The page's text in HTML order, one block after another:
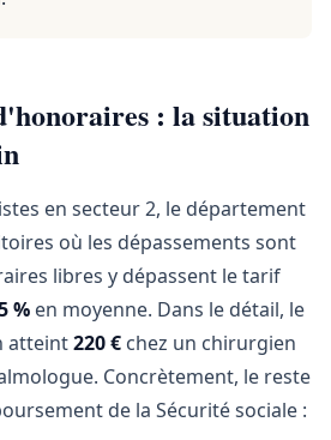
: la situation
en secteur 2, le département
où les dépassements sont
libres y dépassent le tarif
% en moyenne. Dans le détail, le
atteint220 € chez un chirurgien
Concrètement, le reste
de la Sécurité sociale :